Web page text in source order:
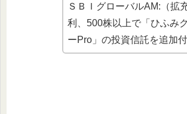
ＳＢＩグローバルAM:（拡
利、500株以上で「ひふみ
ーPro」の投資信託を追加